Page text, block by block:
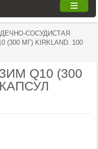
СОСУДИСТАЯ
МГ) KIRKLAND. 100
Q10 (300